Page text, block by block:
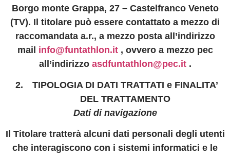
Borgo monte Grappa, 27 – Castelfranco Veneto
(TV). Il titolare può essere contattato a mezzo di
raccomandata a.r., a mezzo posta all’indirizzo
mail info@funtathlon.it, ovvero a mezzo pec
all’indirizzo asdfuntathlon@pec.it.
TIPOLOGIA DI DATI TRATTATI e FINALITA’
DEL TRATTAMENTO
Dati di navigazione
Il Titolare tratterà alcuni dati personali degli utenti
che interagiscono con i sistemi informatici e le